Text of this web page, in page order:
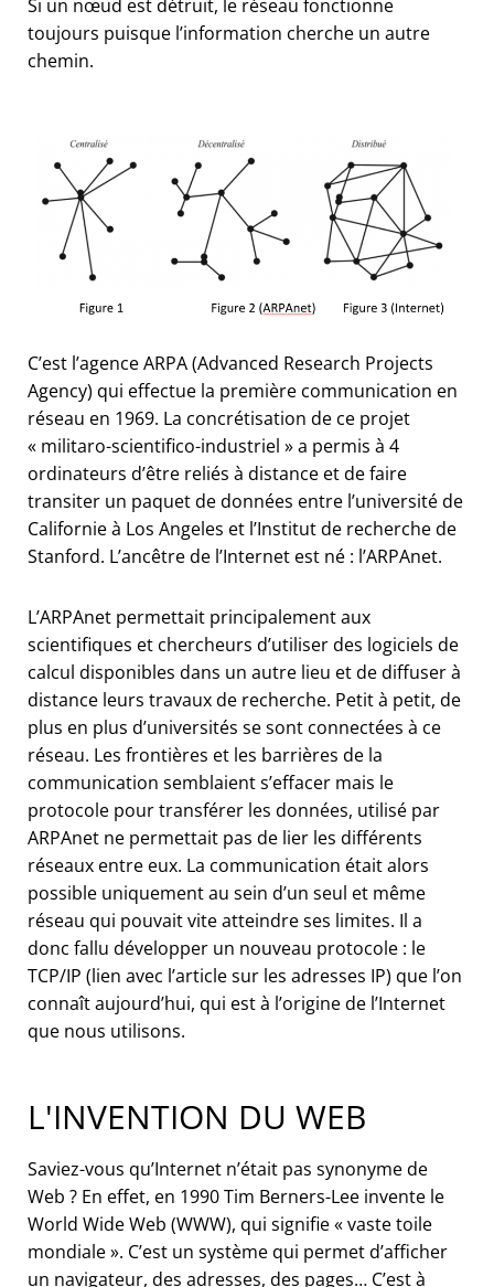
Si un nœud est détruit, le réseau fonctionne
toujours puisque l’information cherche un autre
chemin.
C’est l’agence ARPA (Advanced Research Projects
Agency) qui effectue la première communication en
réseau en 1969. La concrétisation de ce projet
« militaro-scientifico-industriel » a permis à 4
ordinateurs d’être reliés à distance et de faire
transiter un paquet de données entre l’université de
Californie à Los Angeles et l’Institut de recherche de
Stanford. L’ancêtre de l’Internet est né : l’ARPAnet.
L’ARPAnet permettait principalement aux
scientifiques et chercheurs d’utiliser des logiciels de
calcul disponibles dans un autre lieu et de diffuser à
distance leurs travaux de recherche. Petit à petit, de
plus en plus d’universités se sont connectées à ce
réseau. Les frontières et les barrières de la
communication semblaient s’effacer mais le
protocole pour transférer les données, utilisé par
ARPAnet ne permettait pas de lier les différents
réseaux entre eux. La communication était alors
possible uniquement au sein d’un seul et même
réseau qui pouvait vite atteindre ses limites. Il a
donc fallu développer un nouveau protocole : le
TCP/IP (lien avec l’article sur les adresses IP) que l’on
connaît aujourd’hui, qui est à l’origine de l’Internet
que nous utilisons.
L'INVENTION DU WEB
Saviez-vous qu’Internet n’était pas synonyme de
Web ? En effet, en 1990 Tim Berners-Lee invente le
World Wide Web (WWW), qui signifie « vaste toile
mondiale ». C’est un système qui permet d’afficher
un navigateur, des adresses, des pages… C’est à